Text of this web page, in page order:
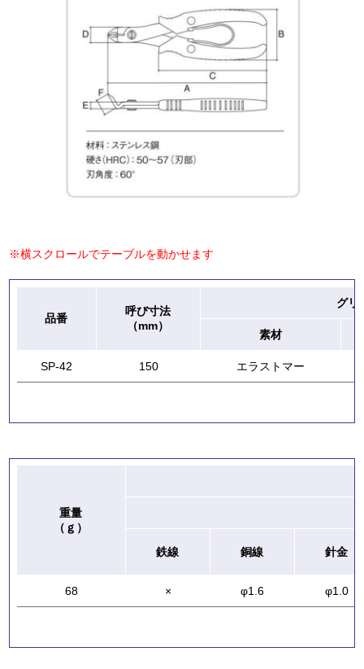
※横スクロールでテーブルを動かせます
品番
呼び寸法
（mm）
グリ
素材
SP-42 150 エラストマー
重量
（ｇ）
鉄線
銅線 針金
68 × φ1.6 φ1.0